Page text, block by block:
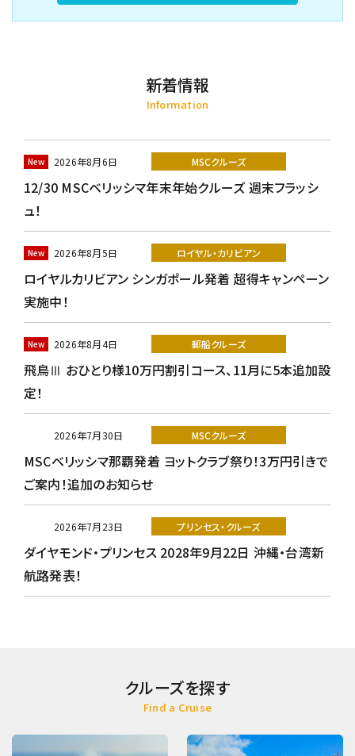
新着情報
Information
2026年8月6日 MSCクルーズ
12/30 MSCベリッシマ年末年始クルーズ 週末フラッシ
ュ！
2026年8月5日 ロイヤル・カリビアン
ロイヤルカリビアン シンガポール発着 超得キャンペーン
実施中！
2026年8月4日 郵船クルーズ
飛鳥Ⅲ おひとり様10万円割引コース、11月に5本追加設
定！
2026年7月30日 MSCクルーズ
MSCベリッシマ那覇発着 ヨットクラブ祭り！3万円引きで
ご案内！追加のお知らせ
2026年7月23日 プリンセス・クルーズ
ダイヤモンド・プリンセス 2028年9月22日 沖縄・台湾新
航路発表！
クルーズを探す
Find a Cruise